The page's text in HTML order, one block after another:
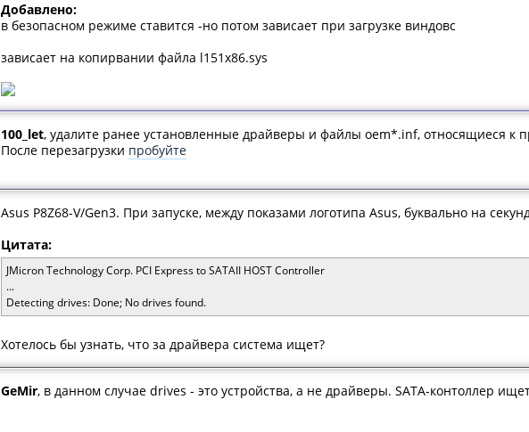
Добавлено:
в безопасном режиме ставится -но потом зависает при загрузке виндовс
зависает на копирвании файла l151x86.sys
100_let, удалите ранее установленные драйверы и файлы oem*.inf, относящиеся к
После перезагрузки пробуйте
Asus P8Z68-V/Gen3. При запуске, между показами логотипа Asus, буквально на
Цитата:
JMicron Technology Corp. PCI Express to SATAII HOST Controller
...
Detecting drives: Done; No drives found.
Хотелось бы узнать, что за драйвера система ищет?
GeMir, в данном случае drives - это устройства, а не драйверы. SATA-контоллер